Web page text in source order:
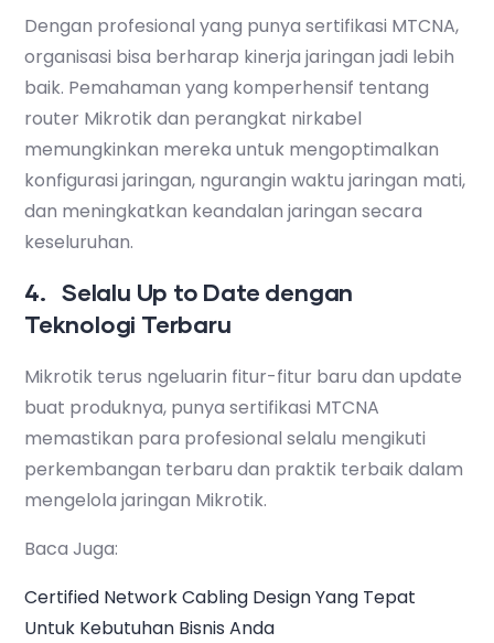
Dengan profesional yang punya sertifikasi MTCNA,
organisasi bisa berharap kinerja jaringan jadi lebih
baik. Pemahaman yang komperhensif tentang
router Mikrotik dan perangkat nirkabel
memungkinkan mereka untuk mengoptimalkan
konfigurasi jaringan, ngurangin waktu jaringan mati,
dan meningkatkan keandalan jaringan secara
keseluruhan.
4. Selalu Up to Date dengan
Teknologi Terbaru
Mikrotik terus ngeluarin fitur-fitur baru dan update
buat produknya, punya sertifikasi MTCNA
memastikan para profesional selalu mengikuti
perkembangan terbaru dan praktik terbaik dalam
mengelola jaringan Mikrotik.
Baca Juga:
Certified Network Cabling Design Yang Tepat
Untuk Kebutuhan Bisnis Anda